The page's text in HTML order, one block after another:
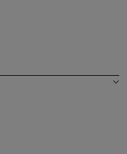
